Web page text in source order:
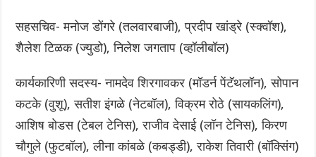
सहसचिव- मनोज डोंगरे (तलवारबाजी), प्रदीप खांड्रे (स्क्वॉश),
शैलेश टिळक (ज्युडो), निलेश जगताप (व्हॉलीबॉल)
कार्यकारिणी सदस्य- नामदेव शिरगावकर (मॉडर्न पेंटॅथलॉन), सोपान
कटके (वुशू), सतीश इंगळे (नेटबॉल), विक्रम रोठे (सायकलिंग),
आशिष बोडस (टेबल टेनिस), राजीव देसाई (लॉन टेनिस), किरण
चौगुले (फुटबॉल), लीना कांबळे (कबड्डी), राकेश तिवारी (बॉक्सिंग)